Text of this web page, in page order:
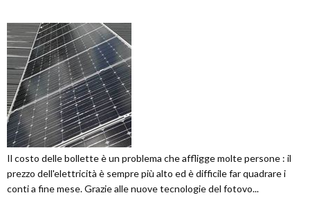
Il costo delle bollette è un problema che affligge molte persone : il
prezzo dell'elettricità è sempre più alto ed è difficile far quadrare i
conti a fine mese. Grazie alle nuove tecnologie del fotovo...